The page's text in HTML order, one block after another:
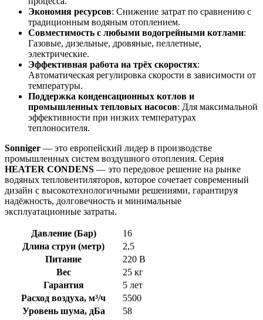
Экономия ресурсов: Снижение затрат по сравнению с
традиционным водяным отоплением.
Совместимость с любыми водогрейными котлами:
Газовые, дизельные, дровяные, пеллетные,
электрические.
Эффективная работа на трёх скоростях:
Автоматическая регулировка скорости в зависимости от
температуры.
Поддержка конденсационных котлов и
промышленных тепловых насосов: Для максимальной
эффективности при низких температурах
теплоносителя.
Sonniger — это европейский лидер в производстве
промышленных систем воздушного отопления. Серия
HEATER CONDENS — это передовое решение на рынке
водяных тепловентиляторов, которое сочетает современный
дизайн с высокотехнологичными решениями, гарантируя
надёжность, долговечность и минимальные
эксплуатационные затраты.
Давление (Бар)
16
Длина струи (метр)
2,5
Питание
220 В
Вес
25 кг
Гарантия
5 лет
Расход воздуха, м³/ч
5500
Уровень шума, дБа
58